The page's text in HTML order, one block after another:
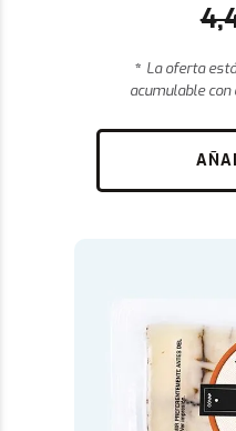
* La oferta
acumulable con